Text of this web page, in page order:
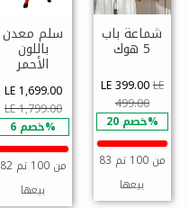
شماعة باب
5 هوك
LE 399.00LE
499.00
خصم 20%
83 من 100 تم
بيعها
سلم معدن
باللون
الأحمر
LE 1,699.00
LE 1,799.00
خصم 6%
82 من 100 تم
بيعها